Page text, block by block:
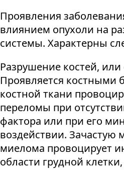
Проявления
влиянием опухоли на
системы. Характерны
Разрушение костей, или
Проявляется костными
костной ткани
переломы при
фактора или при его
воздействии. Зачастую
миелома провоцирует
области грудной